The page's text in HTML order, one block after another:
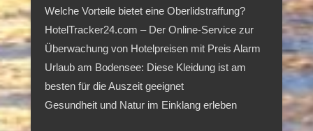
Welche Vorteile bietet eine Oberlidstraffung?
HotelTracker24.com – Der Online-Service zur
Überwachung von Hotelpreisen mit Preis Alarm
Urlaub am Bodensee: Diese Kleidung ist am
besten für die Auszeit geeignet
Gesundheit und Natur im Einklang erleben